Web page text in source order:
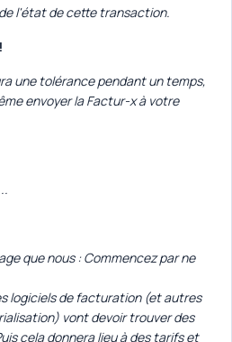
l'état de cette transaction.
une tolérance pendant un temps,
envoyer la Factur-x à votre
que nous : Commencez par ne
logiciels de facturation (et autres
vont devoir trouver des
cela donnera lieu à des tarifs et